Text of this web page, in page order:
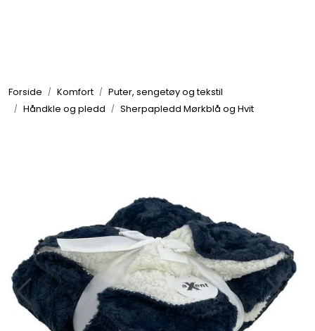
Forside Komfort
Puter, sengetøy og tekstil
Håndkle og pledd
Sherpapledd Mørkblå og Hvit
Elektrisk
VVS
Motor/Styring
Fortøyning